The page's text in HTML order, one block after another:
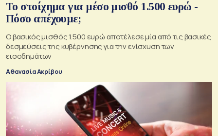
Το στοίχημα για μέσο μισθό 1.500 ευρώ -
Πόσο απέχουμε;
Ο βασικός μισθός 1.500 ευρώ αποτέλεσε μία από τις βασικές
δεσμεύσεις της κυβέρνησης για την ενίσχυση των
εισοδημάτων
Αθανασία Ακρίβου